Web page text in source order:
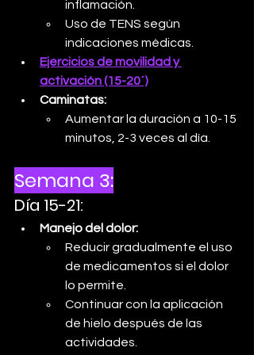
inflamación.
Uso de TENS según
indicaciones médicas.
Ejercicios de movilidad y
activación (15-20´)
Caminatas:
Aumentar la duración a 10-15
minutos, 2-3 veces al día.
Semana 3:
Día 15-21:
Manejo del dolor:
Reducir gradualmente el uso
de medicamentos si el dolor
lo permite.
Continuar con la aplicación
de hielo después de las
actividades.